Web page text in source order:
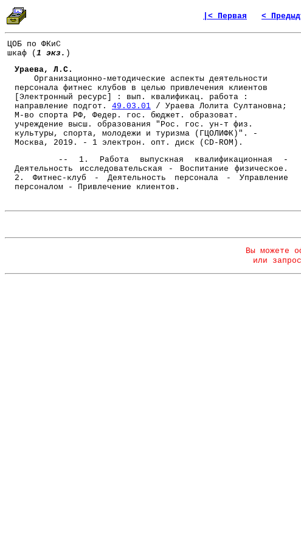
|< Первая <
ЦОБ по ФКиС
шкаф ( 1 экз. )
Ураева, Л.С.
Организационно-методические аспекты деятельности
персонала фитнес клубов в целью привлечения клиентов
[Электронный ресурс] : вып. квалификац. работа :
направление подгот. 49.03.01 / Ураева Лолита Султановна;
М-во спорта РФ, Федер. гос. бюджет. образоват.
учреждение высш. образования "Рос. гос. ун-т физ.
культуры, спорта, молодежи и туризма (ГЦОЛИФК)". -
Москва, 2019. - 1 электрон. опт. диск (CD-ROM).
-- 1. Работа выпускная квалификационная -
Деятельность исследовательская - Воспитание физическое.
2. Фитнес-клуб - Деятельность персонала - Управление
персоналом - Привлечение клиентов.
Вы можете
или